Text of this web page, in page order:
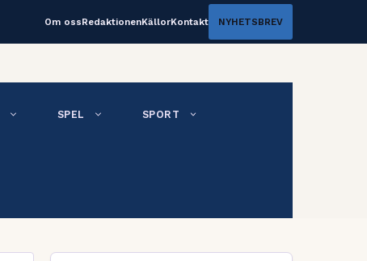
Om ossRedaktionenKällorKontakt NYHETSBREV
SPEL SPORT